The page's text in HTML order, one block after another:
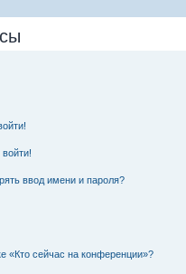
ввод имени и пароля?
«Кто сейчас на конференции»?